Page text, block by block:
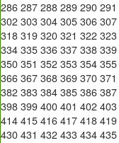
286 287 288 289 290 291
302 303 304 305 306 307
318 319 320 321 322 323
334 335 336 337 338 339
350 351 352 353 354 355
366 367 368 369 370 371
382 383 384 385 386 387
398 399 400 401 402 403
414 415 416 417 418 419
430 431 432 433 434 435